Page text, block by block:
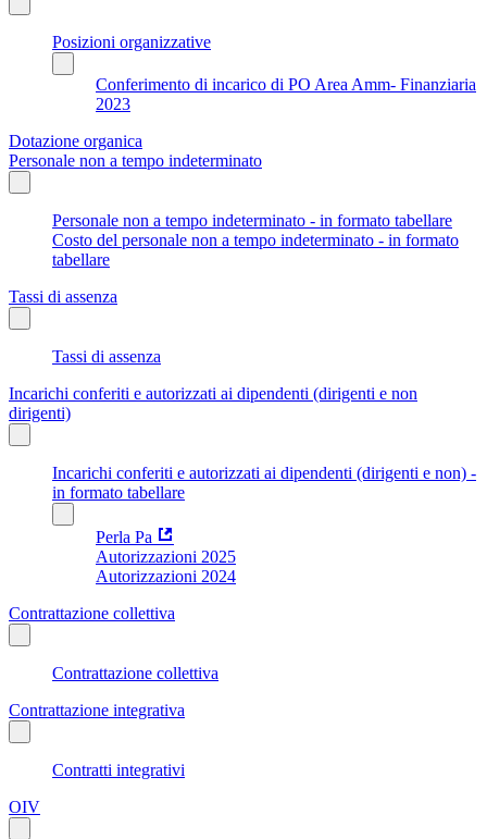
Posizioni organizzative
Conferimento di incarico di PO Area Amm- Finanziaria
2023
Dotazione organica
Personale non a tempo indeterminato
Personale non a tempo indeterminato - in formato tabellare
Costo del personale non a tempo indeterminato - in formato
tabellare
Tassi di assenza
Tassi di assenza
Incarichi conferiti e autorizzati ai dipendenti (dirigenti e non
dirigenti)
Incarichi conferiti e autorizzati ai dipendenti (dirigenti e non) -
in formato tabellare
Perla Pa
Autorizzazioni 2025
Autorizzazioni 2024
Contrattazione collettiva
Contrattazione collettiva
Contrattazione integrativa
Contratti integrativi
OIV